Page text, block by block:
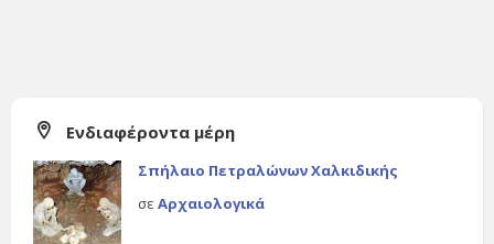
Ενδιαφέροντα μέρη
Σπήλαιο Πετραλώνων Χαλκιδικής
σε Αρχαιολογικά